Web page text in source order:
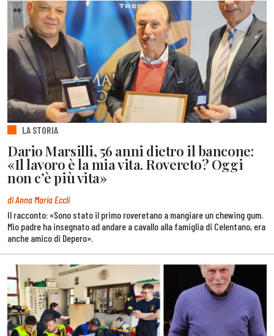
LA STORIA
Dario Marsilli, 56 anni dietro il bancone:
«Il lavoro è la mia vita. Rovereto? Oggi
non c’è più vita»
di Anna Maria Eccli
Il racconto: «Sono stato il primo roveretano a mangiare un chewing gum.
Mio padre ha insegnato ad andare a cavallo alla famiglia di Celentano, era
anche amico di Depero».